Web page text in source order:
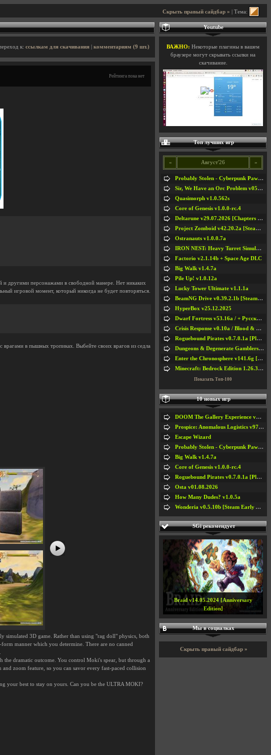
Скрыть правый сайдбар » | Тема:
к: ссылкам для скачивания комментариям (9 шт.)
Рейтинга пока нет
и другими персонажами в свободной манере. Нет никаких
игровой момент, который никогда не будет повторяться.
врагами в пышных тропиках. Выбейте своих врагов из седла
simulated 3D game. Rather than using "rag doll" physics, both
manner which you determine. There are no canned
the dramatic outcome. You control Moki's spear, but through a
zoom feature, so you can savor every fast-paced collision
your best to stay on yours. Can you be the ULTRA MOKI?
Youtube
ВАЖНО: Некоторые плагины в вашем
браузере могут скрывать ссылки на
скачивание.
Топ лучших игр
« Август'26 »
Probably Stolen - Cyberpunk Pawnshop Simulator v048c [Playtest]
Sir, We Have an Orc Problem v05.08.2026
Quasimorph v1.0.562s
Core of Genesis v1.0.0-rc.4
Deltarune v29.07.2026 [Chapters 1-5] / + RUS [Chapters 1-5]
Project Zomboid v42.20.2a [Steam Early Access]
Ostranauts v1.0.0.7a
IRON NEST: Heavy Turret Simulator v1.0a
Factorio v2.1.14b + Space Age DLC
Big Walk v1.4.7a
Pile Up! v1.0.12a
Lucky Tower Ultimate v1.1.1a
BeamNG Drive v0.39.2.1b [Steam Early Access]
HyperBox v25.12.2025
Dwarf Fortress v53.16a / + Русская Версия v50.12a
Crisis Response v0.10a / Blood & Bullet
Roguebound Pirates v0.7.0.1a [Playtest]
Dungeons & Degenerate Gamblers v2.0.2a
Enter the Chronosphere v141.6g [Steam Early Access]
Minecraft: Bedrock Edition 1.26.33.1a / + TLauncher v2.89
Показать Топ-100
10 новых игр
DOOM The Gallery Experience v1.4.2
Prospice: Anomalous Logistics v97 [Playtest]
Escape Wizard
Probably Stolen - Cyberpunk Pawnshop Simulator v048c [Playtest]
Big Walk v1.4.7a
Core of Genesis v1.0.0-rc.4
Roguebound Pirates v0.7.0.1a [Playtest]
Osta v01.08.2026
How Many Dudes? v1.0.5a
Wonderia v0.5.10b [Steam Early Access]
SGi рекомендует
Braid v14.05.2024 [Anniversary
Edition]
Мы в социалках
Скрыть правый сайдбар »